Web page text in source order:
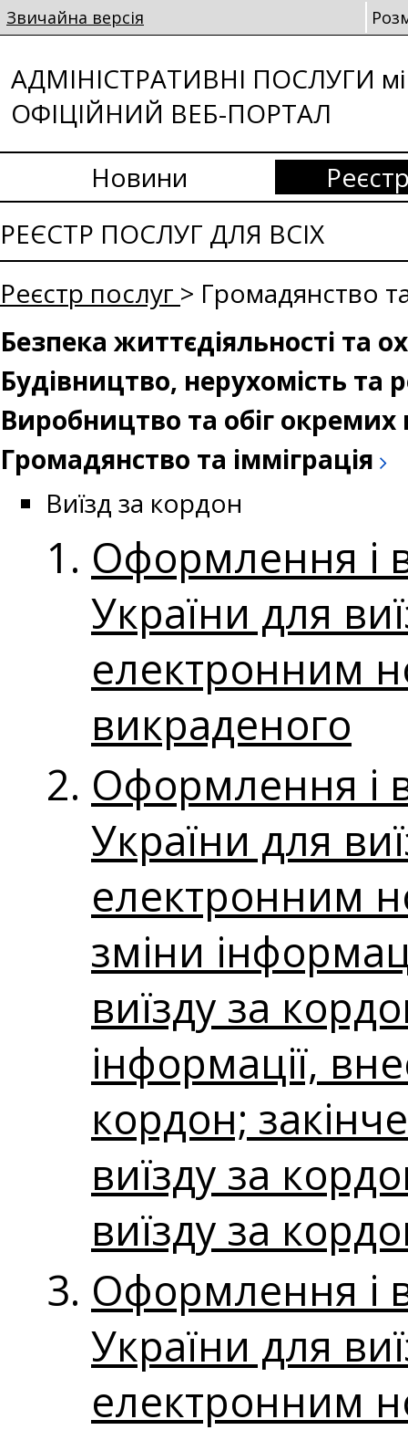
Звичайна версія
АДМІНІСТРАТИВНІ ПОСЛУГИ
ОФІЦІЙНИЙ ВЕБ-ПОРТАЛ
Новини
РЕЄСТР ПОСЛУГ ДЛЯ ВСІХ
Реєстр послуг > Громадянство
Безпека життєдіяльності та
Будівництво, нерухомість та
Виробництво та обіг окремих
Громадянство та імміграція
Виїзд за кордон
Оформлення і
України для
електронним
викраденого
Оформлення і
України для
електронним
зміни
виїзду за
інформації,
кордон;
виїзду за
виїзду за
Оформлення і
України для
електронним